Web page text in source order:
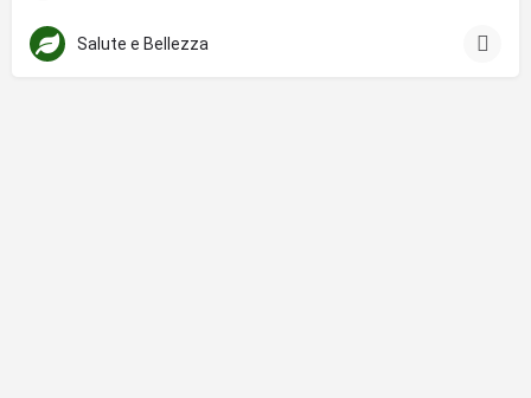
Salute e Bellezza